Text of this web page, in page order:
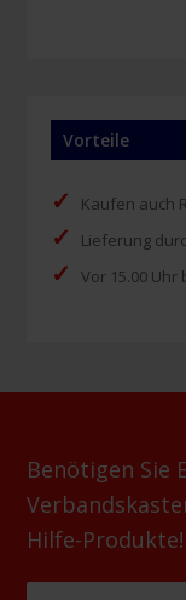
Vorteile
✓ Kaufen auch
✓ Lieferung
✓ Vor 15.00
Benötigen Sie
Hilfe-Produkte!